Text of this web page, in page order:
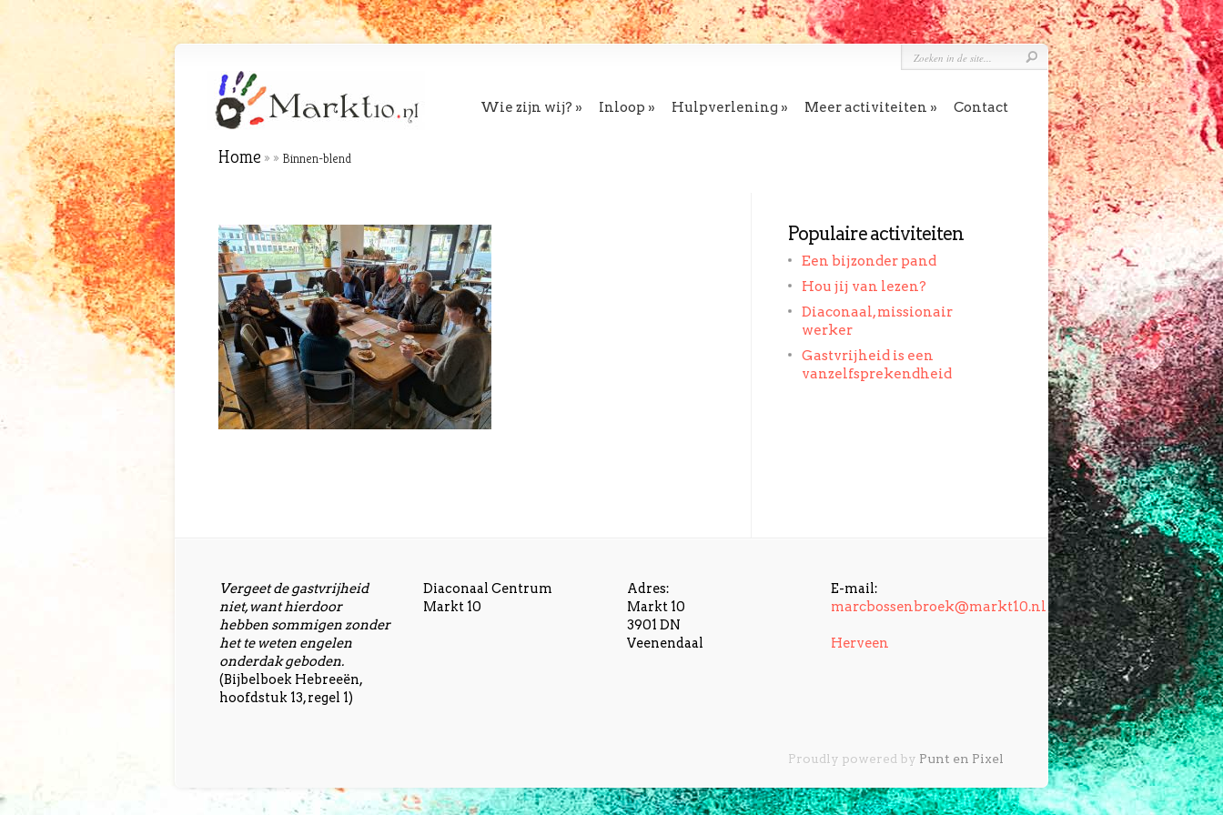
Wie zijn wij? » Inloop » Hulpverlening » Meer activiteiten » Contact
Home » » Binnen-blend
Populaire activiteiten
Een bijzonder pand
Hou jij van lezen?
Diaconaal, missionair
werker
Gastvrijheid is een
vanzelfsprekendheid
Vergeet de gastvrijheid
niet, want hierdoor
hebben sommigen zonder
het te weten engelen
onderdak geboden.
(Bijbelboek Hebreeën,
hoofdstuk 13, regel 1)
Diaconaal Centrum
Markt 10
Adres:
Markt 10
3901 DN
Veenendaal
E-mail:
marcbossenbroek@markt10.nl
Herveen
Proudly powered by Punt en Pixel